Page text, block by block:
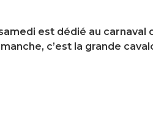
est dédié au carnaval
c’est la grande